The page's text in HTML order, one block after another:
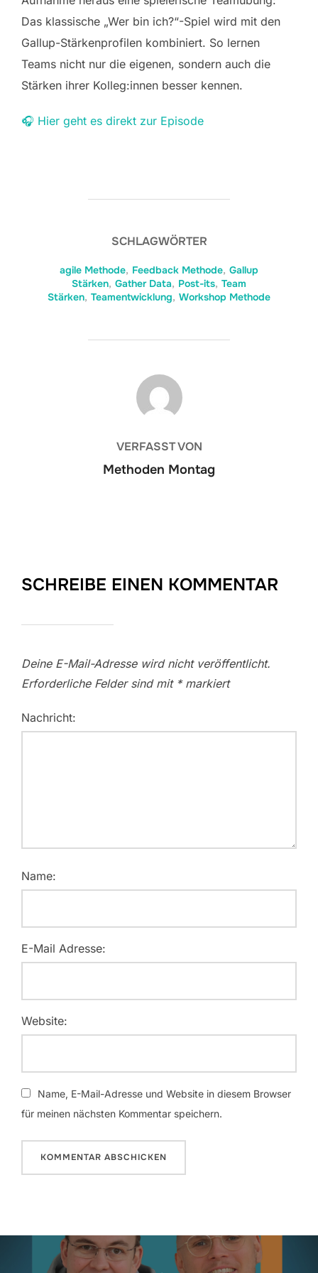
Das klassische „Wer bin ich?“-Spiel wird mit den
Gallup-Stärkenprofilen kombiniert. So lernen
Teams nicht nur die eigenen, sondern auch die
Stärken ihrer Kolleg:innen besser kennen.
🎧 Hier geht es direkt zur Episode
SCHLAGWÖRTER
agile Methode, Feedback Methode, Gallup
Stärken, Gather Data, Post-its, Team
Stärken, Teamentwicklung, Workshop Methode
BEITRAGSAUTOR
VERFASST VON
Methoden Montag
SCHREIBE EINEN KOMMENTAR
Deine E-Mail-Adresse wird nicht veröffentlicht.
Erforderliche Felder sind mit *markiert
Nachricht:
Name:
E-Mail Adresse:
Website:
Name, E-Mail-Adresse und Website in diesem Browser
für meinen nächsten Kommentar speichern.
Beitragsnavigation